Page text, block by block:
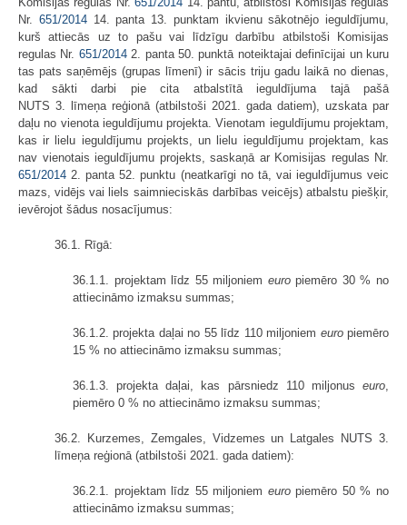
Nr. 651/201414. panta 13. punktam ikvienu sākotnējo ieguldījumu,
kurš attiecās uz to pašu vai līdzīgu darbību atbilstoši Komisijas
regulas Nr. 651/20142. panta 50. punktā noteiktajai definīcijai un kuru
tas pats saņēmējs (grupas līmenī) ir sācis triju gadu laikā no dienas,
kad sākti darbi pie cita atbalstītā ieguldījuma tajā pašā
NUTS 3. līmeņa reģionā (atbilstoši 2021. gada datiem), uzskata par
daļu no vienota ieguldījumu projekta. Vienotam ieguldījumu projektam,
kas ir lielu ieguldījumu projekts, un lielu ieguldījumu projektam, kas
nav vienotais ieguldījumu projekts, saskaņā ar Komisijas regulas Nr.
651/2014 2. panta 52. punktu (neatkarīgi no tā, vai ieguldījumus veic
mazs, vidējs vai liels saimnieciskās darbības veicējs) atbalstu piešķir,
ievērojot šādus nosacījumus:
36.1. Rīgā:
36.1.1. projektam līdz 55 miljoniem europiemēro 30 % no
attiecināmo izmaksu summas;
36.1.2. projekta daļai no 55 līdz 110 miljoniem europiemēro
15 % no attiecināmo izmaksu summas;
36.1.3. projekta daļai, kas pārsniedz 110 miljonus euro,
piemēro 0 % no attiecināmo izmaksu summas;
36.2. Kurzemes, Zemgales, Vidzemes un Latgales NUTS 3.
līmeņa reģionā (atbilstoši 2021. gada datiem):
36.2.1. projektam līdz 55 miljoniem europiemēro 50 % no
attiecināmo izmaksu summas;